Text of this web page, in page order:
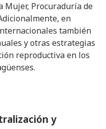
Mujer, Procuraduría de
en
también
y otras estrategias
reproductiva en los
y